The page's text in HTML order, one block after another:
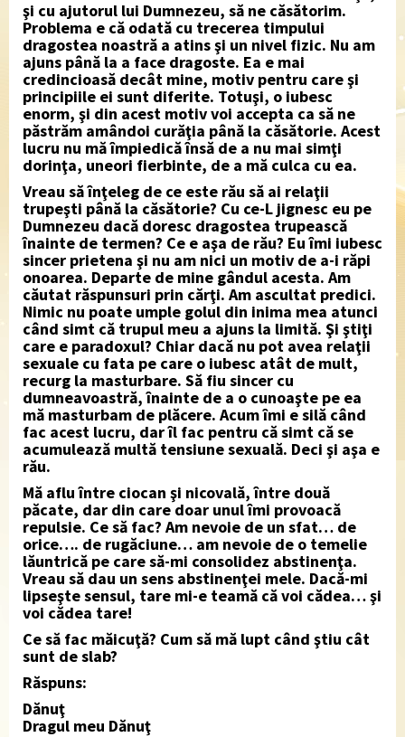
şi cu ajutorul lui Dumnezeu, să ne căsătorim.
Problema e că odată cu trecerea timpului
dragostea noastră a atins şi un nivel fizic. Nu am
ajuns până la a face dragoste. Ea e mai
credincioasă decât mine, motiv pentru care şi
principiile ei sunt diferite. Totuşi, o iubesc
enorm, şi din acest motiv voi accepta ca să ne
păstrăm amândoi curăţia până la căsătorie. Acest
lucru nu mă împiedică însă de a nu mai simţi
dorinţa, uneori fierbinte, de a mă culca cu ea.
Vreau să înţeleg de ce este rău să ai relaţii
trupeşti până la căsătorie? Cu ce-L jignesc eu pe
Dumnezeu dacă doresc dragostea trupească
înainte de termen? Ce e aşa de rău? Eu îmi iubesc
sincer prietena şi nu am nici un motiv de a-i răpi
onoarea. Departe de mine gândul acesta. Am
căutat răspunsuri prin cărţi. Am ascultat predici.
Nimic nu poate umple golul din inima mea atunci
când simt că trupul meu a ajuns la limită. Şi ştiţi
care e paradoxul? Chiar dacă nu pot avea relaţii
sexuale cu fata pe care o iubesc atât de mult,
recurg la masturbare. Să fiu sincer cu
dumneavoastră, înainte de a o cunoaşte pe ea
mă masturbam de plăcere. Acum îmi e silă când
fac acest lucru, dar îl fac pentru că simt că se
acumulează multă tensiune sexuală. Deci şi aşa e
rău.
Mă aflu între ciocan şi nicovală, între două
păcate, dar din care doar unul îmi provoacă
repulsie. Ce să fac? Am nevoie de un sfat… de
orice…. de rugăciune… am nevoie de o temelie
lăuntrică pe care să-mi consolidez abstinenţa.
Vreau să dau un sens abstinenţei mele. Dacă-mi
lipseşte sensul, tare mi-e teamă că voi cădea… şi
voi cădea tare!
Ce să fac măicuţă? Cum să mă lupt când ştiu cât
sunt de slab?
Răspuns:
Dănuţ
Dragul meu Dănuţ